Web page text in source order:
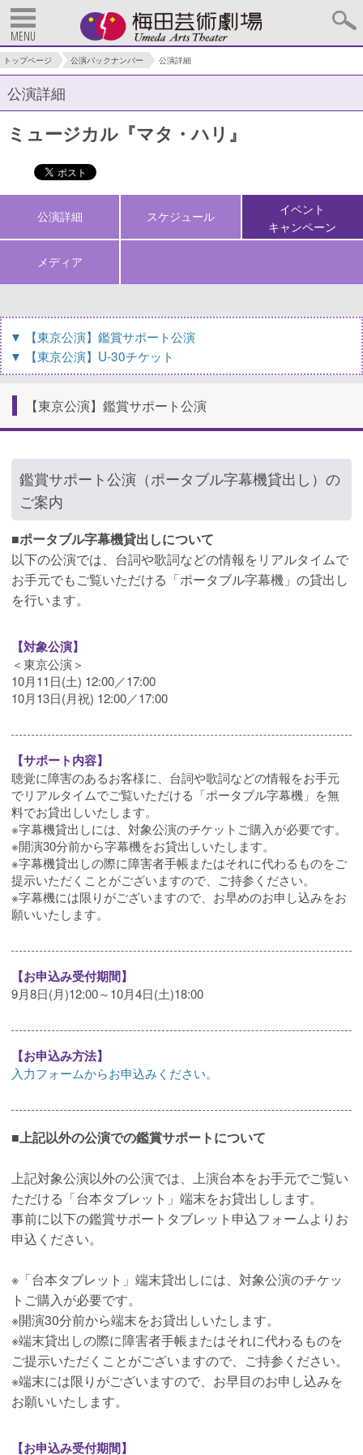
MENU
トップページ 公演バックナンバー 公演詳細
公演詳細
ミュージカル『マタ・ハリ』
公演詳細 スケジュール
イベント
キャンペーン
メディア
▼ 【東京公演】鑑賞サポート公演
▼ 【東京公演】U-30チケット
【東京公演】鑑賞サポート公演
鑑賞サポート公演（ポータブル字幕機貸出し）の
ご案内
■ポータブル字幕機貸出しについて
以下の公演では、台詞や歌詞などの情報をリアルタイムで
お手元でもご覧いただける「ポータブル字幕機」の貸出し
を行います。
【対象公演】
＜東京公演＞
10月11日(土) 12:00／17:00
10月13日(月祝) 12:00／17:00
【サポート内容】
聴覚に障害のあるお客様に、台詞や歌詞などの情報をお手元
でリアルタイムでご覧いただける「ポータブル字幕機」を無
料でお貸出しいたします。
※字幕機貸出しには、対象公演のチケットご購入が必要です。
※開演30分前から字幕機をお貸出しいたします。
※字幕機貸出しの際に障害者手帳またはそれに代わるものをご
提示いただくことがございますので、ご持参ください。
※字幕機には限りがございますので、お早めのお申し込みをお
願いいたします。
【お申込み受付期間】
9月8日(月)12:00～10月4日(土)18:00
【お申込み方法】
入力フォームからお申込みください。
■上記以外の公演での鑑賞サポートについて
上記対象公演以外の公演では、上演台本をお手元でご覧い
ただける「台本タブレット」端末をお貸出しします。
事前に以下の鑑賞サポートタブレット申込フォームよりお
申込ください。
※「台本タブレット」端末貸出しには、対象公演のチケッ
トご購入が必要です。
※開演30分前から端末をお貸出しいたします。
※端末貸出しの際に障害者手帳またはそれに代わるものを
ご提示いただくことがございますので、ご持参ください。
※端末には限りがございますので、お早目のお申し込みを
お願いいたします。
【お申込み受付期間】